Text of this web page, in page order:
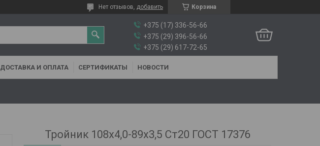
Корзина
Нет отзывов, добавить
+375 (17) 336-56-66
+375 (29) 396-56-66
+375 (29) 617-72-65
ДОСТАВКА И ОПЛАТА СЕРТИФИКАТЫ НОВОСТИ
Тройник 108х4,0-89х3,5 Ст20 ГОСТ 17376